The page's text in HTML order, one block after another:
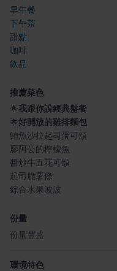
早午餐
下午茶
甜點
咖啡
飲品
推薦菜色
🌟我跟你說經典盤餐
🌟好開放的雞排麵包
鮪魚沙拉起司蛋可頌
廖阿公的檸檬魚
醬炒牛五花可頌
起司脆薯條
綜合水果波波
份量
份量豐盛
環境特色